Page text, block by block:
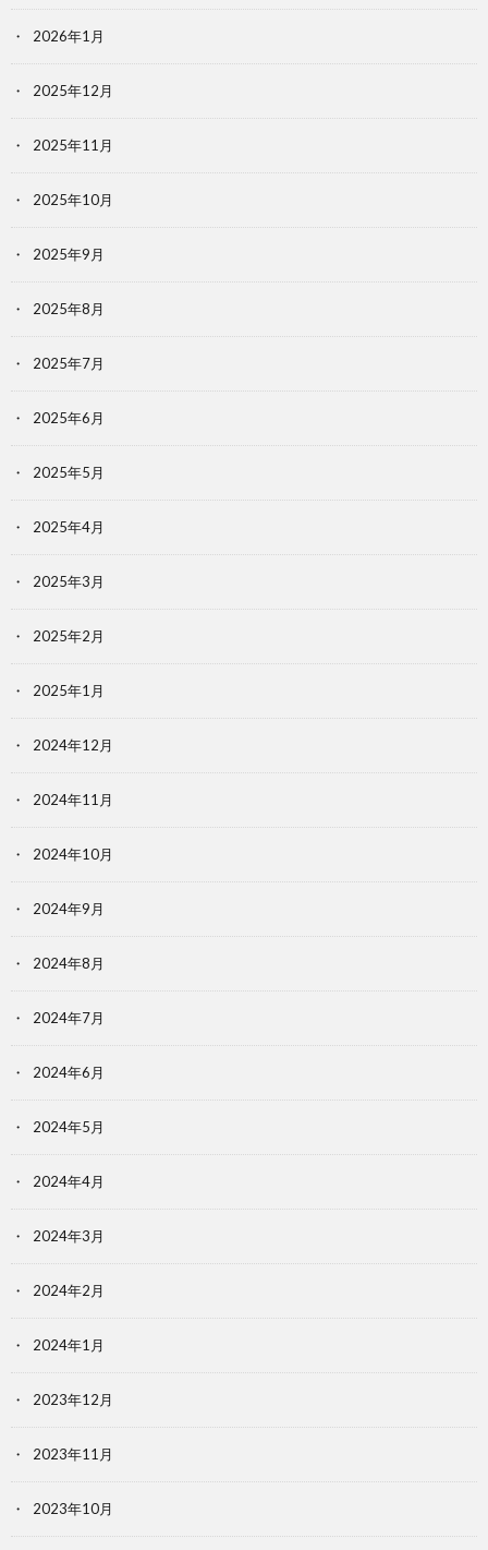
2026年1月
2025年12月
2025年11月
2025年10月
2025年9月
2025年8月
2025年7月
2025年6月
2025年5月
2025年4月
2025年3月
2025年2月
2025年1月
2024年12月
2024年11月
2024年10月
2024年9月
2024年8月
2024年7月
2024年6月
2024年5月
2024年4月
2024年3月
2024年2月
2024年1月
2023年12月
2023年11月
2023年10月